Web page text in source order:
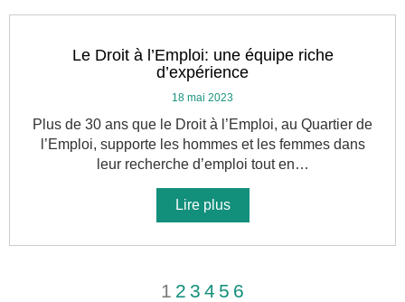
Le Droit à l’Emploi: une équipe riche
d’expérience
18 mai 2023
Plus de 30 ans que le Droit à l’Emploi, au Quartier de
l’Emploi, supporte les hommes et les femmes dans
leur recherche d’emploi tout en…
Lire plus
1 2 3 4 5 6